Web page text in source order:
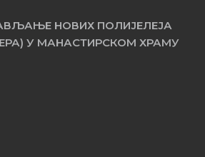
НОВИХ ПОЛИЈЕЛЕЈА
У МАНАСТИРСКОМ ХРАМУ